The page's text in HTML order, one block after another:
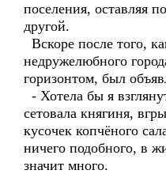
поселения, оставляя
другой.
Вскоре после того,
недружелюбного
горизонтом, был
- Хотела бы я
сетовала княгиня,
кусочек копчёного
ничего подобного, в
значит много.